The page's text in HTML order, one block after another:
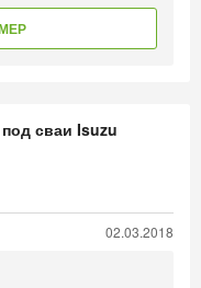
сваи Isuzu
02.03.2018